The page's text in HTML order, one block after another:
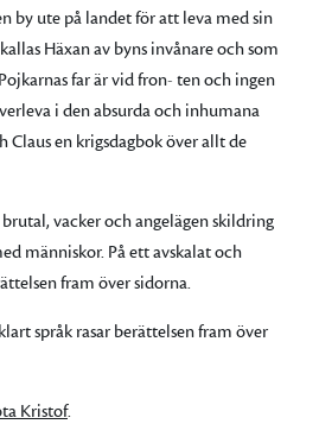
by ute på landet för att leva med sin
Häxan av byns invånare och som
far är vid fron- ten och ingen
i den absurda och inhumana
Claus en krigsdagbok över allt de
vacker och angelägen skildring
människor. På ett avskalat och
fram över sidorna.
språk rasar berättelsen fram över
Kristof.